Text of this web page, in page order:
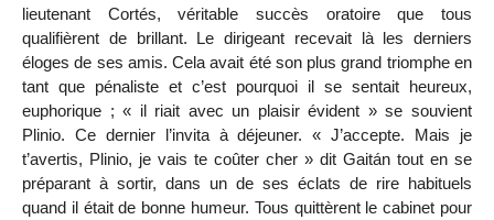
lieutenant Cortés, véritable succès oratoire que tous
qualifièrent de brillant. Le dirigeant recevait là les derniers
éloges de ses amis. Cela avait été son plus grand triomphe en
tant que pénaliste et c’est pourquoi il se sentait heureux,
euphorique ; « il riait avec un plaisir évident » se souvient
Plinio. Ce dernier l’invita à déjeuner. « J’accepte. Mais je
t’avertis, Plinio, je vais te coûter cher » dit Gaitán tout en se
préparant à sortir, dans un de ses éclats de rire habituels
quand il était de bonne humeur. Tous quittèrent le cabinet pour